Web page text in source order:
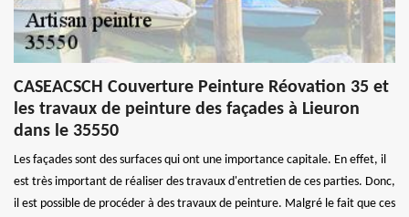
CASEACSCH Couverture Peinture Réovation 35 et
les travaux de peinture des façades à Lieuron
dans le 35550
Les façades sont des surfaces qui ont une importance capitale. En effet, il
est très important de réaliser des travaux d'entretien de ces parties. Donc,
il est possible de procéder à des travaux de peinture. Malgré le fait que ces